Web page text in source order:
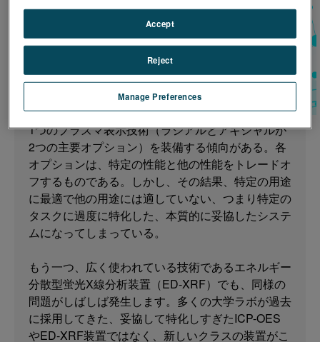
元素分析装置は、しばしば特定の個別アプリケーシ
ョンを念頭に置いて最適化されています。例えば、
多くの分析装置は誘導結合プラズマ発光分光分析
（ICP-OES）技術を採用しています。しかし、こ
れらの一般的な装置が長年にわたって発展するにつ
れて、メーカーはほとんどのモデルで、選択された
1つのプラズマ表示技術（ラジアルとアキシャルが
2つの主要オプション）を装備する傾向がある。各
オプションは、特定の性能と他の性能をトレードオ
フするものである。しかし、その結果、特定の用途
に最適で他の用途には適していない、つまり特定の
タスクに過度に特化した、本質的に妥協したシステ
ムになってしまっている。
もう一つ、広く使われている技術であるエネルギー
分散型蛍光X線分析装置（ED-XRF）でも、同様の
問題がしばしば発生します。多くの大学ラボが過去
に採用してきた、妥協して特化しすぎたICP-OES
やED-XRF装置ではなく、新しいクラスの装置がこ
Manage Preferences
Reject
Accept